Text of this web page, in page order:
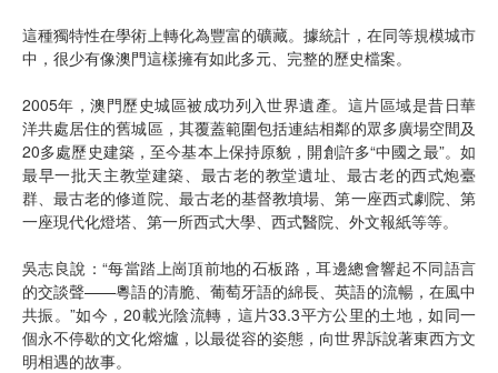
這種獨特性在學術上轉化為豐富的礦藏。據統計，在同等規模城市
中，很少有像澳門這樣擁有如此多元、完整的歷史檔案。
2005年，澳門歷史城區被成功列入世界遺產。這片區域是昔日華
洋共處居住的舊城區，其覆蓋範圍包括連結相鄰的眾多廣場空間及
20多處歷史建築，至今基本上保持原貌，開創許多“中國之最”。如
最早一批天主教堂建築、最古老的教堂遺址、最古老的西式炮臺
群、最古老的修道院、最古老的基督教墳場、第一座西式劇院、第
一座現代化燈塔、第一所西式大學、西式醫院、外文報紙等等。
吳志良說：“每當踏上崗頂前地的石板路，耳邊總會響起不同語言
的交談聲——粵語的清脆、葡萄牙語的綿長、英語的流暢，在風中
共振。”如今，20載光陰流轉，這片33.3平方公里的土地，如同一
個永不停歇的文化熔爐，以最從容的姿態，向世界訴說著東西方文
明相遇的故事。